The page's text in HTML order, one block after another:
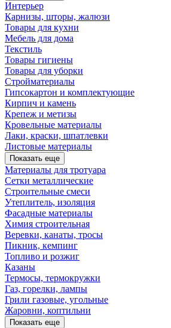
Интерьер
Карнизы, шторы, жалюзи
Товары для кухни
Мебель для дома
Текстиль
Товары гигиены
Товары для уборки
Стройматериалы
Гипсокартон и комплектующие
Кирпич и камень
Крепеж и метизы
Кровельные материалы
Лаки, краски, шпатлевки
Листовые материалы
Показать еще
Материалы для тротуара
Сетки металлические
Строительные смеси
Утеплитель, изоляция
Фасадные материалы
Химия строительная
Веревки, канаты, тросы
Пикник, кемпинг
Топливо и розжиг
Казаны
Термосы, термокружки
Газ, горелки, лампы
Грили газовые, угольные
Жаровни, коптильни
Показать еще